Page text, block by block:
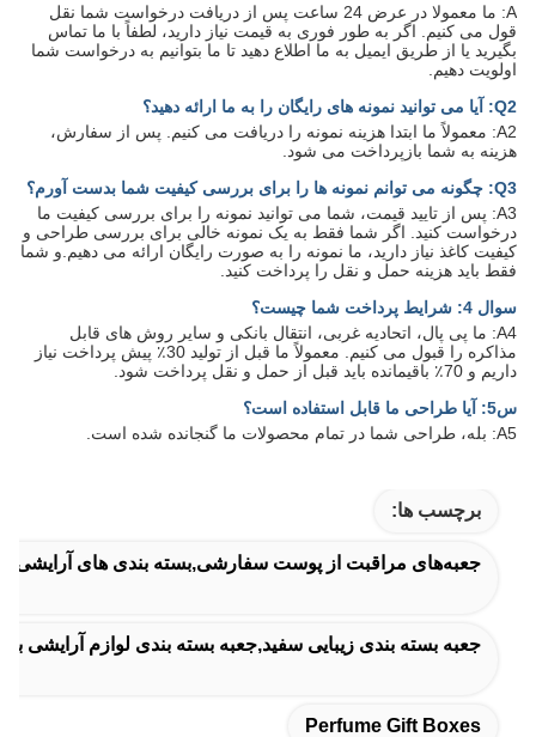
A: ما معمولا در عرض 24 ساعت پس از دریافت درخواست شما نقل
قول می کنیم. اگر به طور فوری به قیمت نیاز دارید، لطفاً با ما تماس
بگیرید یا از طریق ایمیل به ما اطلاع دهید تا ما بتوانیم به درخواست شما
اولویت دهیم.
Q2: آیا می توانید نمونه های رایگان را به ما ارائه دهید؟
A2: معمولاً ما ابتدا هزینه نمونه را دریافت می کنیم. پس از سفارش،
هزینه به شما بازپرداخت می شود.
Q3: چگونه می توانم نمونه ها را برای بررسی کیفیت شما بدست آورم؟
A3: پس از تایید قیمت، شما می توانید نمونه را برای بررسی کیفیت ما
درخواست کنید. اگر شما فقط به یک نمونه خالی برای بررسی طراحی و
کیفیت کاغذ نیاز دارید، ما نمونه را به صورت رایگان ارائه می دهیم.و شما
فقط باید هزینه حمل و نقل را پرداخت کنید.
سوال 4: شرایط پرداخت شما چیست؟
A4: ما پی پال، اتحادیه غربی، انتقال بانکی و سایر روش های قابل
مذاکره را قبول می کنیم. معمولاً ما قبل از تولید 30٪ پیش پرداخت نیاز
داریم و 70٪ باقیمانده باید قبل از حمل و نقل پرداخت شود.
س5: آیا طراحی ما قابل استفاده است؟
A5: بله، طراحی شما در تمام محصولات ما گنجانده شده است.
برچسب ها:
جعبه‌های مراقبت از پوست سفارشی,بسته بندی های
جعبه بسته بندی زیبایی سفید,جعبه بسته بندی لوازم
Perfume Gift Boxes